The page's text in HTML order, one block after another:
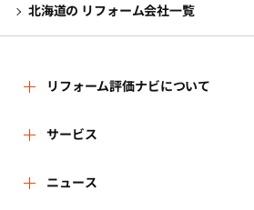
北海道の リフォーム会社一覧
リフォーム評価ナビについて
リフォーム評価ナビとは
運営体制
サービス
リフォーム会社を探す
ニュース